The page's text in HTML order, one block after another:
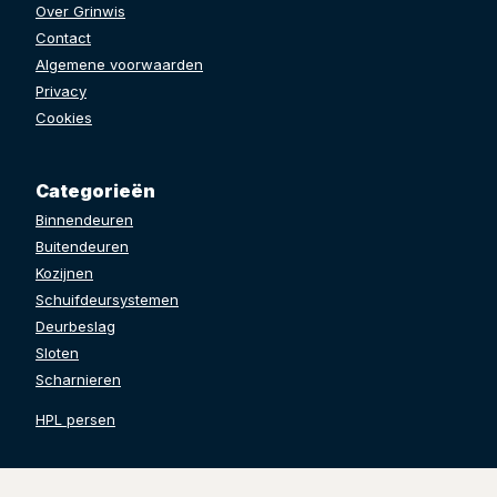
Over Grinwis
Contact
Algemene voorwaarden
Privacy
Cookies
Categorieën
Binnendeuren
Buitendeuren
Kozijnen
Schuifdeursystemen
Deurbeslag
Sloten
Scharnieren
HPL persen